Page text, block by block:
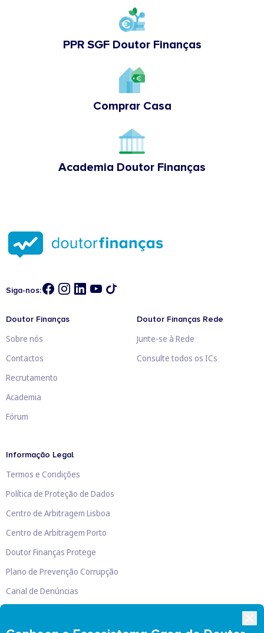
PPR SGF Doutor Finanças
Comprar Casa
Academia Doutor Finanças
Siga-nos:
Doutor Finanças
Sobre nós
Contactos
Recrutamento
Academia
Fórum
Doutor Finanças Rede
Junte-se à Rede
Consulte todos os ICs
Informação Legal
Termos e Condições
Política de Proteção de Dados
Centro de Arbitragem Lisboa
Centro de Arbitragem Porto
Doutor Finanças Protege
Plano de Prevenção Corrupção
Canal de Denúncias